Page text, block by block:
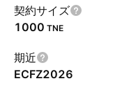
契約サイズ
1000 TNE
期近
ECFZ2026